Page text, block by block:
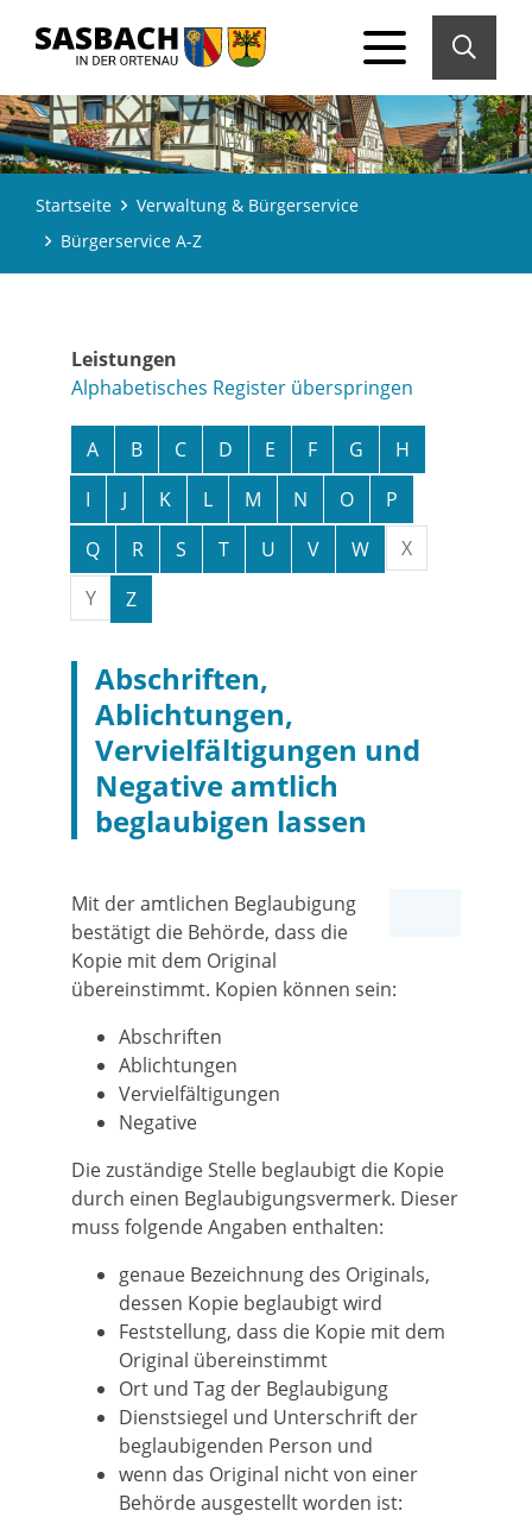
Startseite
Verwaltung & Bürgerservice
Bürgerservice A-Z
Leistungen
Alphabetisches Register überspringen
A B C D E F G
H
I
J K L M N O
P
Q
R S T U V W
X
Y
Z
Abschriften,
Ablichtungen,
Vervielfältigungen und
Negative amtlich
beglaubigen lassen
Mit der amtlichen Beglaubigung
bestätigt die Behörde, dass die
Kopie mit dem Original
übereinstimmt. Kopien können sein:
Abschriften
Ablichtungen
Vervielfältigungen
Negative
Die zuständige Stelle beglaubigt die Kopie
durch einen Beglaubigungsvermerk. Dieser
muss folgende Angaben enthalten:
genaue Bezeichnung des Originals,
dessen Kopie beglaubigt wird
Feststellung, dass die Kopie mit dem
Original übereinstimmt
Ort und Tag der Beglaubigung
Dienstsiegel und Unterschrift der
beglaubigenden Person und
wenn das Original nicht von einer
Behörde ausgestellt worden ist: